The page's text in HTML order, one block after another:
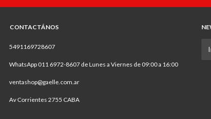
CONTACTÁNOS
5491169728607
WhatsApp 011 6972-8607 de Lunes a Viernes de 09:00 a 16:00
ventashop@gaelle.com.ar
Av Corrientes 2755 CABA